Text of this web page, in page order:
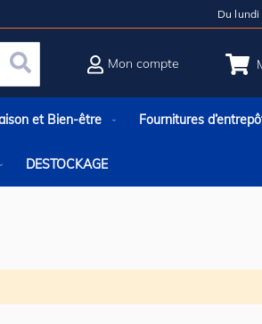
Du
Rechercher
Mon compte
et Bien-être Fournitures
DESTOCKAGE